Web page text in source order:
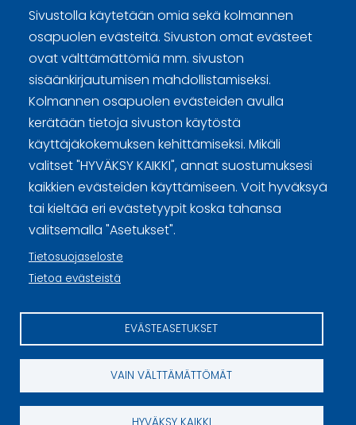
Sivustolla käytetään omia sekä kolmannen
osapuolen evästeitä. Sivuston omat evästeet
ovat välttämättömiä mm. sivuston
sisäänkirjautumisen mahdollistamiseksi.
Kolmannen osapuolen evästeiden avulla
kerätään tietoja sivuston käytöstä
käyttäjäkokemuksen kehittämiseksi. Mikäli
valitset "HYVÄKSY KAIKKI", annat suostumuksesi
kaikkien evästeiden käyttämiseen. Voit hyväksyä
tai kieltää eri evästetyypit koska tahansa
valitsemalla "Asetukset".
Tietosuojaseloste
Tietoa evästeistä
EVÄSTEASETUKSET
VAIN VÄLTTÄMÄTTÖMÄT
Sivuston käyttöehdot ja sisällön käyttöoikeudet
Tietosuojaselosteet
Tietoa evästeistä
Evästeasetukset